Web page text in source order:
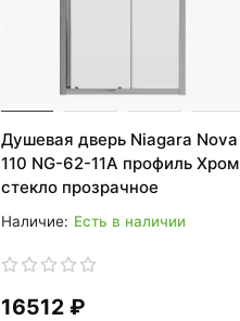
Душевая дверь Niagara Nova
110 NG-62-11A профиль Хром
стекло прозрачное
Есть в наличии
16512 ₽